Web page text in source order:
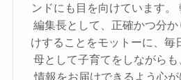
ンドにも目を向けています。
編集長として、正確かつ分
けすることをモットーに、毎
母として子育てをしながら
情報をお届けできるよう心